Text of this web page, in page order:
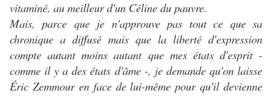
vitaminé, au meilleur d'un Céline du pauvre.
Mais, parce que je n'approuve pas tout ce que sa
chronique a diffusé mais que la liberté d'expression
compte autant moins autant que mes états d'esprit -
comme il y a des états d'âme -, je demande qu'on laisse
Éric Zemmour en face de lui-même pour qu'il devienne